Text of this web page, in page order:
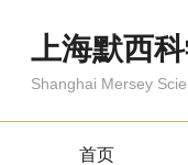
上海默西
Shanghai Mersey
首页